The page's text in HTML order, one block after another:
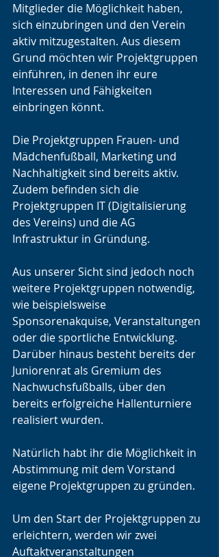
Mitglieder die Möglichkeit haben,
sich einzubringen und den Verein
aktiv mitzugestalten. Aus diesem
Grund möchten wir Projektgruppen
einführen, in denen ihr eure
Interessen und Fähigkeiten
einbringen könnt.
Die Projektgruppen Frauen- und
Mädchenfußball, Marketing und
Nachhaltigkeit sind bereits aktiv.
Zudem befinden sich die
Projektgruppen IT (Digitalisierung
des Vereins) und die AG
Infrastruktur in Gründung.
Aus unserer Sicht sind jedoch noch
weitere Projektgruppen notwendig,
wie beispielsweise
Sponsorenakquise, Veranstaltungen
oder die sportliche Entwicklung.
Darüber hinaus besteht bereits der
Juniorenrat als Gremium des
Nachwuchsfußballs, über den
bereits erfolgreiche Hallenturniere
realisiert wurden.
Natürlich habt ihr die Möglichkeit in
Abstimmung mit dem Vorstand
eigene Projektgruppen zu gründen.
Um den Start der Projektgruppen zu
erleichtern, werden wir zwei
Auftaktveranstaltungen